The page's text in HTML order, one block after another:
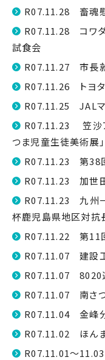
R07.11.28 畜魂
R07.11.28 コワダ
試食会
R07.11.27 市長
R07.11.26 トヨ
R07.11.25 JALマ
R07.11.23 笠沙ア
つま児童生徒美術展
R07.11.23 第38
R07.11.23 加世
R07.11.23 九州
杯鹿児島県地区対抗
R07.11.22 第11
R07.11.07 建設
R07.11.07 8020
R07.11.07 南さ
R07.11.04 金峰
R07.11.02 ほん
R07.11.01～